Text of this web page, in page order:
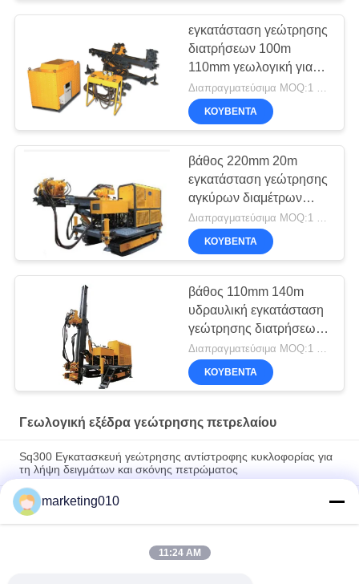
εγκατάσταση γεώτρησης
διατρήσεων 100m
110mm γεωλογική για
την αστική κατασκευή
ΚΟΥΒΈΝΤΑ
βάθος 220mm 20m
εγκατάσταση γεώτρησης
αγκύρων διαμέτρων
37kw
Διαπραγματεύσιμα MOQ:1 κομμάτι
ΚΟΥΒΈΝΤΑ
βάθος 110mm 140m
υδραυλική εγκατάσταση
γεώτρησης διατρήσεων
αγκύρων Drive 55kw
Dia
Διαπραγματεύσιμα MOQ:1 κομμάτι
ΚΟΥΒΈΝΤΑ
Γεωλογική εξέδρα γεώτρησης πετρελαίου
Sq300 Εγκατασκευή γεώτρησης αντίστροφης κυκλοφορίας για
τη λήψη δειγμάτων και σκόνης πετρώματος
Ντροπαλός-4 πλήρης υδραυλική εγκατάσταση γεώτρησης
διατρήσεων πυρήνων 1500m γεωλογική μηχανή διατρήσεων
βάθους
Xyt-3b 600m γεωλογική μηχανή εγκαταστάσεων γεώτρησης
marketing010
11:24 AM